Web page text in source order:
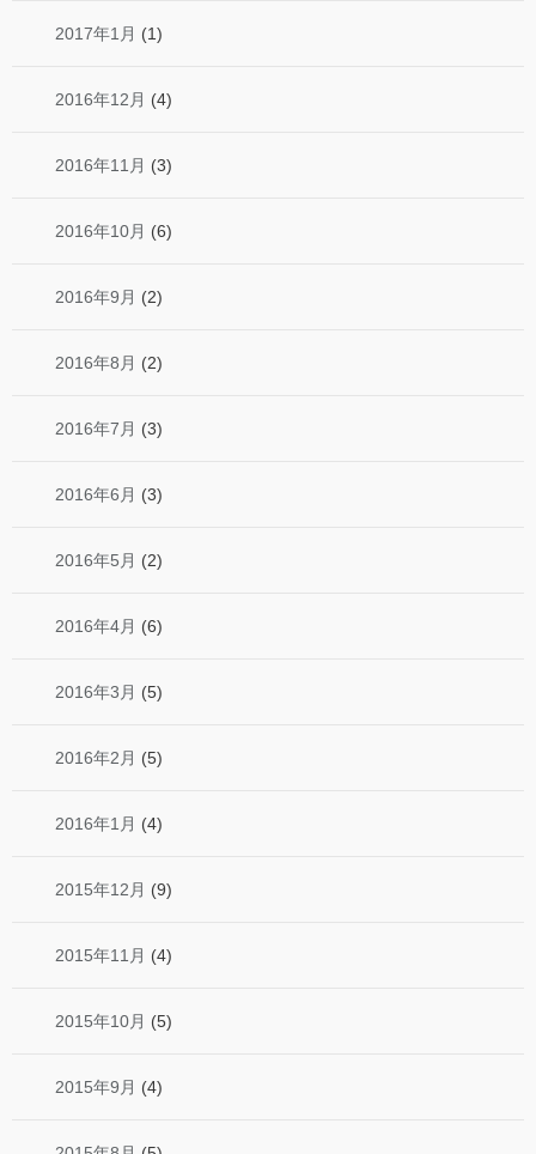
2017年1月 (1)
2016年12月 (4)
2016年11月 (3)
2016年10月 (6)
2016年9月 (2)
2016年8月 (2)
2016年7月 (3)
2016年6月 (3)
2016年5月 (2)
2016年4月 (6)
2016年3月 (5)
2016年2月 (5)
2016年1月 (4)
2015年12月 (9)
2015年11月 (4)
2015年10月 (5)
2015年9月 (4)